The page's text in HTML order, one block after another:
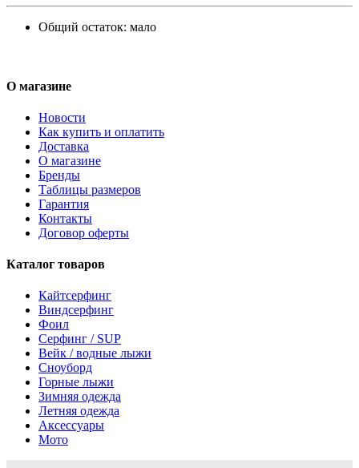
Общий остаток: мало
О магазине
Новости
Как купить и оплатить
Доставка
О магазине
Бренды
Таблицы размеров
Гарантия
Контакты
Договор оферты
Каталог товаров
Кайтсерфинг
Виндсерфинг
Фоил
Серфинг / SUP
Вейк / водные лыжи
Сноуборд
Горные лыжи
Зимняя одежда
Летняя одежда
Аксессуары
Мото